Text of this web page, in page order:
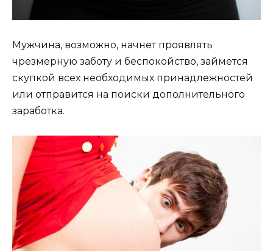
Мужчина, возможно, начнет проявлять
чрезмерную заботу и беспокойство, займется
скупкой всех необходимых принадлежностей
или отправится на поиски дополнительного
заработка.